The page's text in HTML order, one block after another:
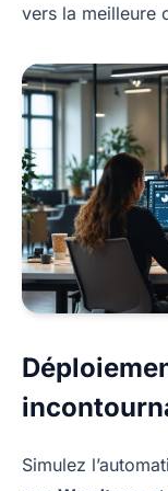
vers la meilleure
Simulez